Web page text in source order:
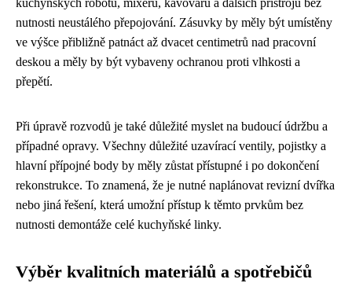
kuchyňských robotů, mixérů, kávovarů a dalších přístrojů bez
nutnosti neustálého přepojování. Zásuvky by měly být umístěny
ve výšce přibližně patnáct až dvacet centimetrů nad pracovní
deskou a měly by být vybaveny ochranou proti vlhkosti a
přepětí.
Při úpravě rozvodů je také důležité myslet na budoucí údržbu a
případné opravy. Všechny důležité uzavírací ventily, pojistky a
hlavní přípojné body by měly zůstat přístupné i po dokončení
rekonstrukce. To znamená, že je nutné naplánovat revizní dvířka
nebo jiná řešení, která umožní přístup k těmto prvkům bez
nutnosti demontáže celé kuchyňské linky.
Výběr kvalitních materiálů a spotřebičů